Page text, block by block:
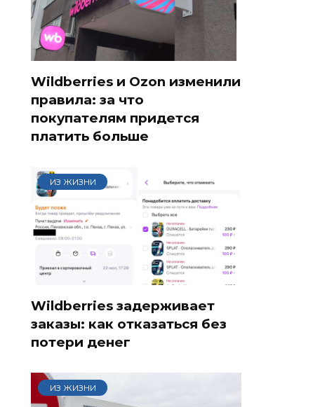
Wildberries и Ozon изменили
правила: за что
покупателям придется
платить больше
ИЗ ЖИЗНИ
Wildberries задерживает
заказы: как отказаться без
потери денег
ИЗ ЖИЗНИ